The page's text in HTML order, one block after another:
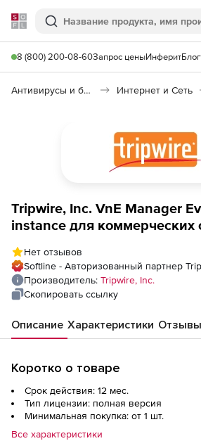
Softline
Поиск
8 (800) 200-08-60Запрос ценыИнферитБлог
Антивирусы и безопасность Интернет и Сеть
Tripwire, Inc. VnE Manager
instance для коммерческих
IPsНет отзывов
Softline - Авторизованный партнер
Производитель: Tripwire, Inc.
Скопировать ссылку
Описание Характеристики Отзывы
Коротко о товаре
Срок действия: 12 мес.
Тип лицензии: полная версия
Минимальная покупка: от 1 шт.
Все характеристики